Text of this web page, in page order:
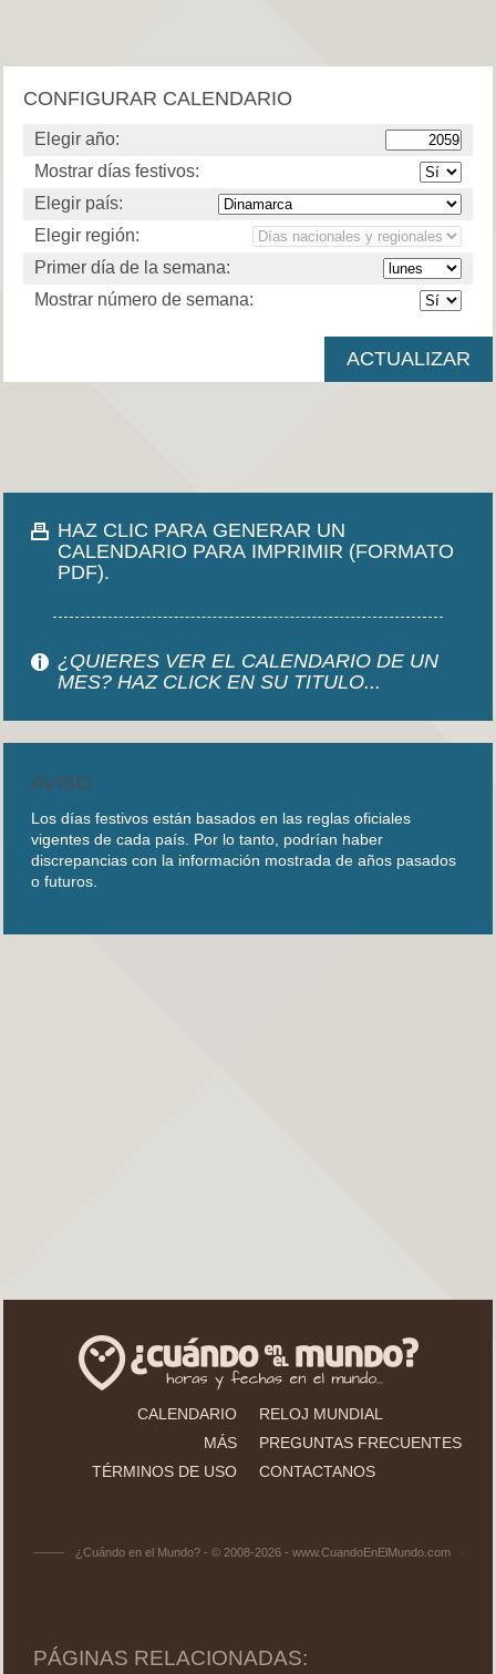
CONFIGURAR CALENDARIO
Elegir año:
Mostrar días festivos:
Elegir país:
Elegir región:
Primer día de la semana:
Mostrar número de semana:
HAZ CLIC PARA GENERAR UN
CALENDARIO PARA IMPRIMIR (FORMATO
PDF).
¿QUIERES VER EL CALENDARIO DE UN
MES? HAZ CLICK EN SU TITULO...
AVISO
Los días festivos están basados en las reglas oficiales
vigentes de cada país. Por lo tanto, podrían haber
discrepancias con la información mostrada de años pasados
o futuros.
CALENDARIO
RELOJ MUNDIAL
MÁS
PREGUNTAS FRECUENTES
TÉRMINOS DE USO
CONTACTANOS
¿Cuándo en el Mundo? - © 2008-2026 - www.CuandoEnElMundo.com
PÁGINAS RELACIONADAS: